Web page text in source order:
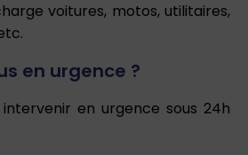
voitures, motos, utilitaires,
en urgence ?
intervenir en urgence sous 24h